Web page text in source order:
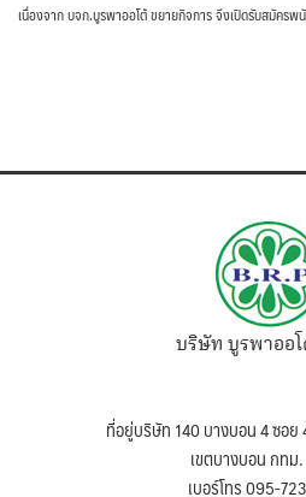
เนื่องจาก บจก.บูรพาออโต้ ขยายกิจการ จึงเปิดรับสมัคร
บริษัท บูรพาออ
ที่อยู่บริษัท 140 บางบอน 4 ซอย
เขตบางบอน กทม
เบอร์โทร 095-